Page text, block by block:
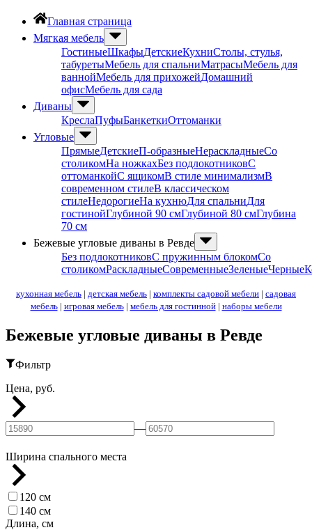
Главная страница
Мягкая мебель
ГостиныеШкафыДетскиеКухниСтолы, стулья,
табуретыМебель для спальниМатрасыМебель для
ваннойМебель для прихожейДомашний
офисМебель для сада
Диваны
КреслаПуфыБанкеткиОттоманки
Угловые
ПрямыеДетскиеП-образныеНераскладныеСо
столикомНа ножкахБез подлокотниковС
оттоманкойС ящикомВ стиле минимализмВ
современном стилеВ классическом
стилеНедорогиеНа кухнюДля спальниДля
гостинойГлубиной 90 смГлубиной 80 смГлубина
70 см
Бежевые угловые диваны в Ревде
Без подлокотниковС пружинным блокомСо
столикомРаскладныеСовременныеЗеленыеЧерные
кухонная мебель | детская мебель | комплекты садовой мебели | садовая
мебель| игровая мебель| мебель для гостинной| наборы мебели
Бежевые угловые диваны в Ревде
Фильтр
Цена, руб.
—
Ширина спального места
120 см
140 см
Длина, см